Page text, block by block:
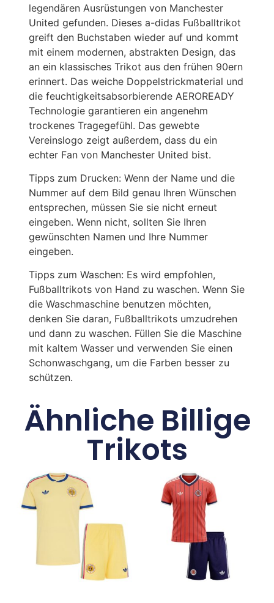
legendären Ausrüstungen von Manchester
United gefunden. Dieses a-didas Fußballtrikot
greift den Buchstaben wieder auf und kommt
mit einem modernen, abstrakten Design, das
an ein klassisches Trikot aus den frühen 90ern
erinnert. Das weiche Doppelstrickmaterial und
die feuchtigkeitsabsorbierende AEROREADY
Technologie garantieren ein angenehm
trockenes Tragegefühl. Das gewebte
Vereinslogo zeigt außerdem, dass du ein
echter Fan von Manchester United bist.
Tipps zum Drucken: Wenn der Name und die
Nummer auf dem Bild genau Ihren Wünschen
entsprechen, müssen Sie sie nicht erneut
eingeben. Wenn nicht, sollten Sie Ihren
gewünschten Namen und Ihre Nummer
eingeben.
Tipps zum Waschen: Es wird empfohlen,
Fußballtrikots von Hand zu waschen. Wenn Sie
die Waschmaschine benutzen möchten,
denken Sie daran, Fußballtrikots umzudrehen
und dann zu waschen. Füllen Sie die Maschine
mit kaltem Wasser und verwenden Sie einen
Schonwaschgang, um die Farben besser zu
schützen.
Ähnliche Billige
Trikots